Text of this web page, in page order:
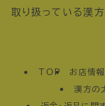
取り扱っている漢
TOP お店情
漢方の